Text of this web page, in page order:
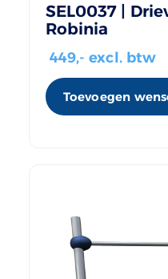
SEL0037 |
Robinia
449,- excl. btw
Toevoegen